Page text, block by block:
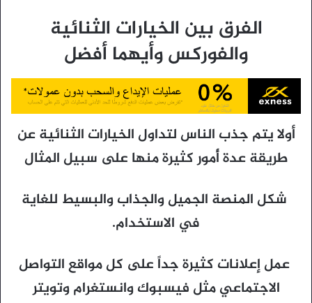
الفرق بين الخيارات الثنائية
والفوركس وأيهما أفضل
أولا يتم جذب الناس لتداول الخيارات الثنائية عن
طريقة عدة أُمور كثيرة منها على سبيل المثال
شكل المنصة الجميل والجذاب والبسيط للغاية
في الاستخدام.
عمل إعلانات كثيرة جداً على كل مواقع التواصل
الاجتماعي مثل فيسبوك وانستغرام وتويتر